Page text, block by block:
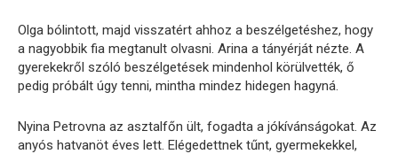
Olga bólintott, majd visszatért ahhoz a beszélgetéshez, hogy
a nagyobbik fia megtanult olvasni. Arina a tányérját nézte. A
gyerekekről szóló beszélgetések mindenhol körülvették, ő
pedig próbált úgy tenni, mintha mindez hidegen hagyná.
Nyina Petrovna az asztalfőn ült, fogadta a jókívánságokat. Az
anyós hatvanöt éves lett. Elégedettnek tűnt, gyermekekkel,